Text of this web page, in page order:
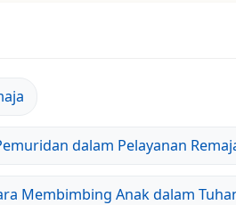
dalam Pelayanan
Membimbing Anak dalam